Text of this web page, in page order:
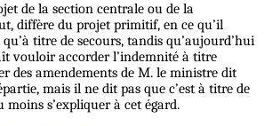
de la section centrale ou de la
diffère du projet primitif, en ce qu’il
titre de secours, tandis qu’aujourd’hui
vouloir accorder l’indemnité à titre
des amendements de M. le ministre dit
mais il ne dit pas que c’est à titre de
s’expliquer à cet égard.